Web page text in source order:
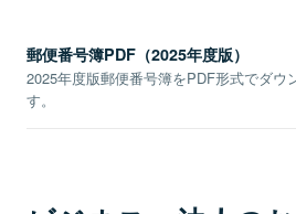
郵便番号簿PDF（2025年度版）
2025年度版郵便番号簿をPDF形式でダウ
す。